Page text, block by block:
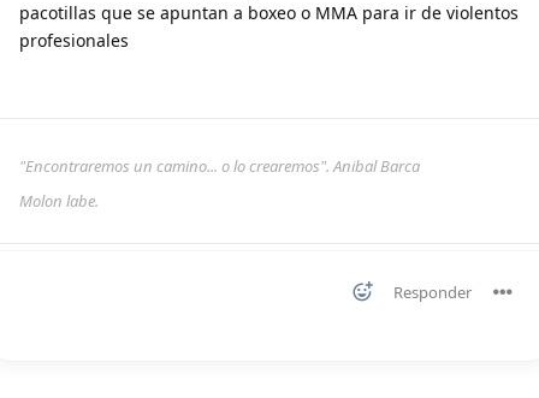
pacotillas que se apuntan a boxeo o MMA para ir de violentos
profesionales
"Encontraremos un camino... o lo crearemos". Anibal Barca
Molon labe.
Responder